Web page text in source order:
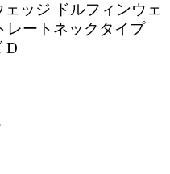
ッジ ドルフィンウェ
レートネックタイプ
D